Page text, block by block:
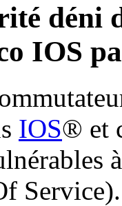
déni
IOS
IOS® et
Service).